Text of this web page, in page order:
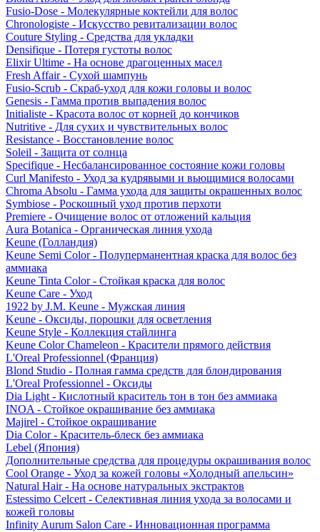
Fusio-Dose - Молекулярные коктейли для волос
Chronologiste - Искусство ревитализации волос
Couture Styling - Средства для укладки
Densifique - Потеря густоты волос
Elixir Ultime - На основе драгоценных масел
Fresh Affair - Сухой шампунь
Fusio-Scrub - Скраб-уход для кожи головы и волос
Genesis - Гамма против выпадения волос
Initialiste - Красота волос от корней до кончиков
Nutritive - Для сухих и чувствительных волос
Resistance - Восстановление волос
Soleil - Защита от солнца
Specifique - Несбалансированное состояние кожи головы
Curl Manifesto - Уход за кудрявыми и вьющимися волосами
Chroma Absolu - Гамма ухода для защиты окрашенных волос
Symbiose - Роскошный уход против перхоти
Premiere - Очищение волос от отложений кальция
Aura Botanica - Органическая линия ухода
Keune (Голландия)
Keune Semi Color - Полуперманентная краска для волос без
аммиака
Keune Tinta Color - Стойкая краска для волос
Keune Care - Уход
1922 by J.M. Keune - Мужская линия
Keune - Оксиды, порошки для осветления
Keune Style - Коллекция стайлинга
Keune Color Chameleon - Красители прямого действия
L'Oreal Professionnel (Франция)
Blond Studio - Полная гамма средств для блондирования
L'Oreal Professionnel - Оксиды
Dia Light - Кислотный краситель тон в тон без аммиака
INOA - Стойкое окрашивание без аммиака
Majirel - Стойкое окрашивание
Dia Color - Краситель-блеск без аммиака
Lebel (Япония)
Дополнительные средства для процедуры окрашивания волос
Cool Orange - Уход за кожей головы «Холодный апельсин»
Natural Hair - На основе натуральных экстрактов
Estessimo Celcert - Селективная линия ухода за волосами и
кожей головы
Infinity Aurum Salon Care - Инновационная программа